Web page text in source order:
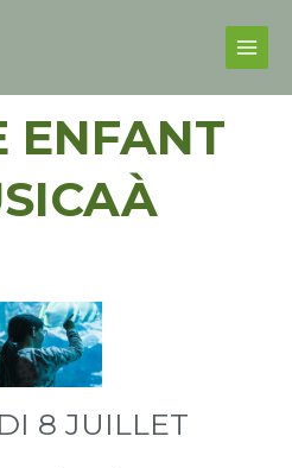
Menu
ENFANT
8 JUILLET